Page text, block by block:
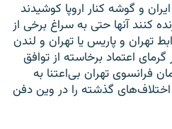
و گوشه کنار اروپا کوشیدند
کنند آنها حتی به سراغ برخی از
تهران و پاریس یا تهران و لندن
اعتماد برخاسته از توافق
فرانسوی تهران بی‌اعتنا به
گذشته را در وین دفن